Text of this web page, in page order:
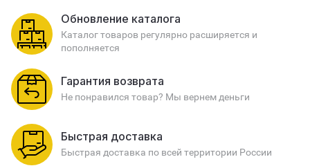
Обновление каталога
Каталог товаров регулярно расширяется и
пополняется
Гарантия возврата
Не понравился товар? Мы вернем деньги
Быстрая доставка
Быстрая доставка по всей территории России